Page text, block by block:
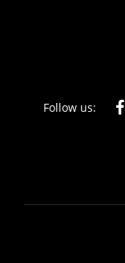
Follow us: